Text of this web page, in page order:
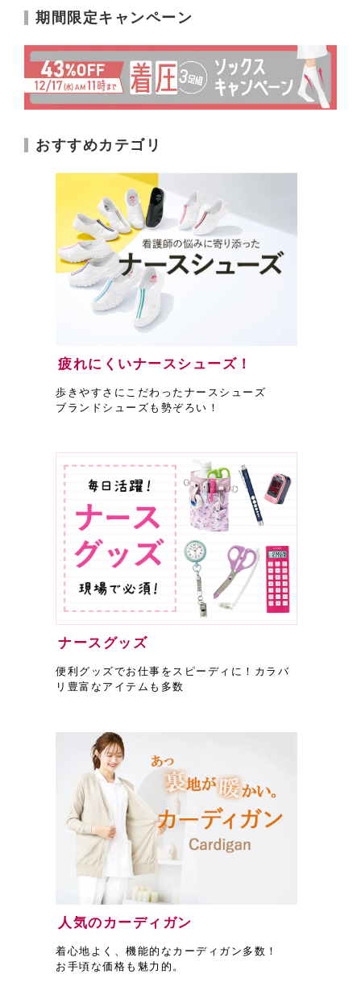
期間限定キャンペーン
おすすめカテゴリ
疲れにくいナースシューズ！
歩きやすさにこだわったナースシューズ
ブランドシューズも勢ぞろい！
ナースグッズ
便利グッズでお仕事をスピーディに！カラバ
リ豊富なアイテムも多数
人気のカーディガン
着心地よく、機能的なカーディガン多数！
お手頃な価格も魅力的。